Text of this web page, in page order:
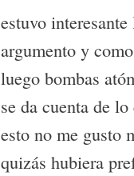
estuvo
argumento y
luego bombas
se da cuenta de
esto no me gusto
quizás hubiera